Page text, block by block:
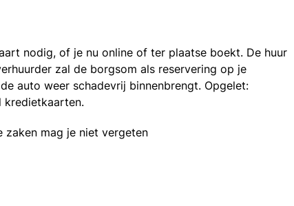
nodig, of je nu online of ter plaatse boekt. De huur
zal de borgsom als reservering op je
auto weer schadevrij binnenbrengt. Opgelet:
kredietkaarten.
zaken mag je niet vergeten